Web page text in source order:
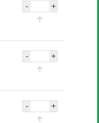
- +
个
- +
个
- +
个